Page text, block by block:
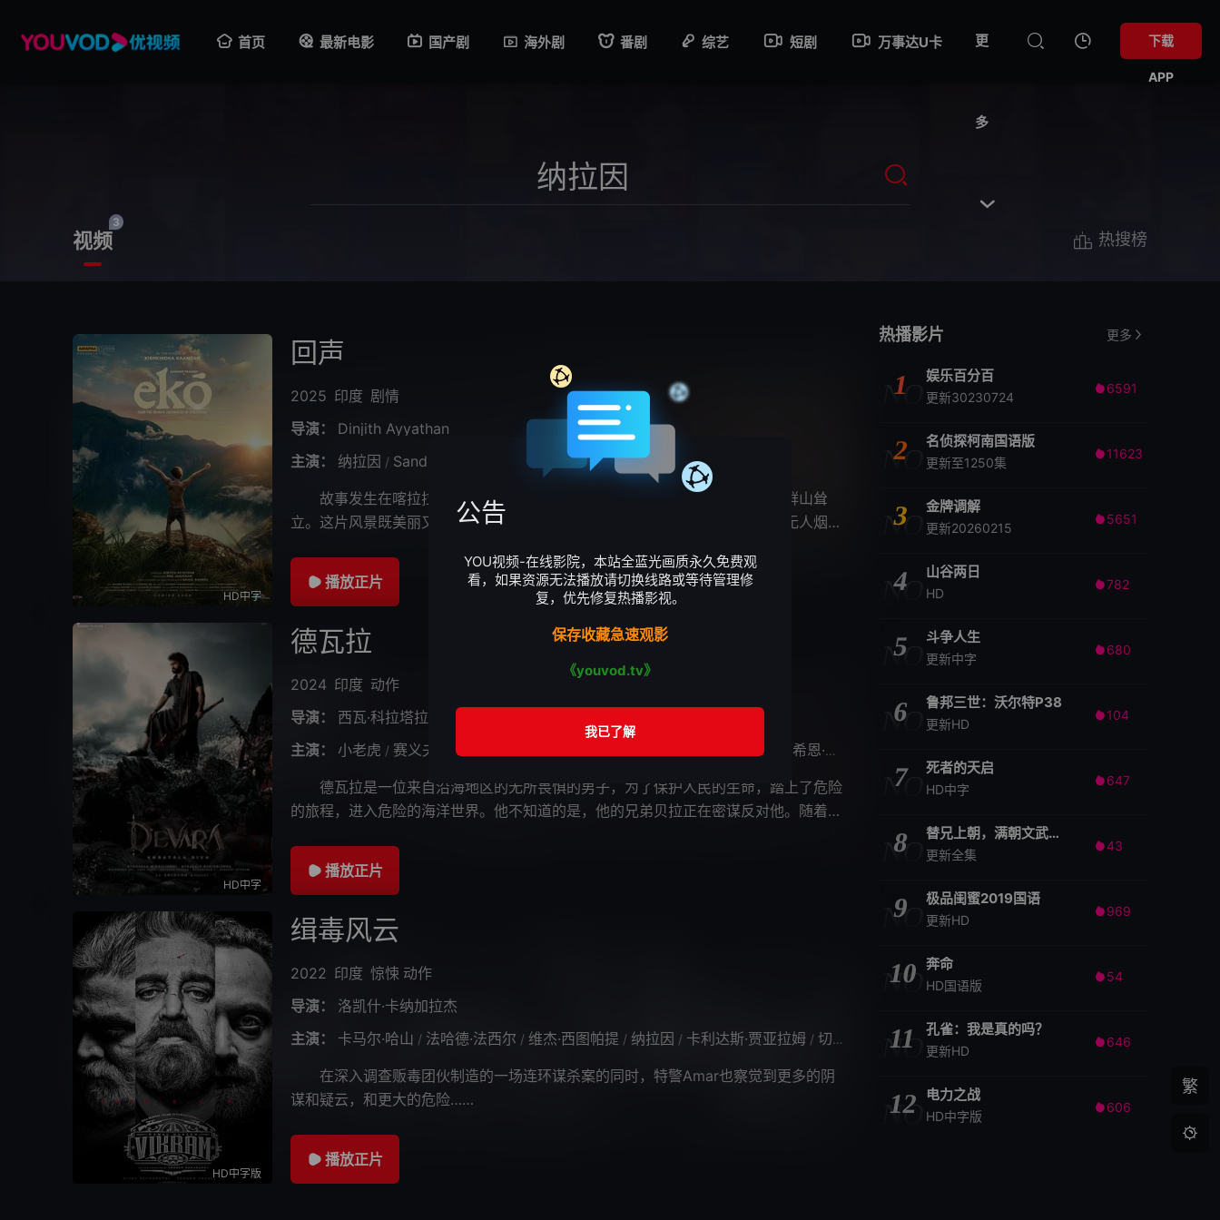
首页 最新电影 国产剧 海外剧 番剧 综艺 短剧 万事达U卡 更
多

下载
APP
视频
3
热搜榜
HD中字
回声
2025 印度 剧情
导演：
Dinjith Ayyathan
主演：
纳拉因 / Sandeep Pradeep Binu Pappu
故事发生在喀拉拉邦与卡纳塔克邦交界的卡图库努地区，那里雾气缭绕，群山耸
立。这片风景既美丽又荒凉，大自然在这里守护着自己的秘密。这片区域荒野无人烟，
播放正片
HD中字
德瓦拉
2024 印度 动作
导演：
西瓦·科拉塔拉
主演：
小老虎 / 赛义夫·阿里·汗 梅卡·斯里坎特 希恩·汤姆·查科
德瓦拉是一位来自沿海地区的无所畏惧的男子，为了保护人民的生命，踏上了危险
的旅程，进入危险的海洋世界。他不知道的是，他的兄弟贝拉正在密谋反对他。随着事
播放正片
HD中字版
缉毒风云
2022 印度 惊悚 动作
导演：
洛凯什·卡纳加拉杰
主演：
卡马尔·哈山 / 法哈德·法西尔 / 维杰·西图帕提 / 纳拉因 / 卡利达斯·贾亚拉姆 / 切姆班·维诺德·何塞 / 桑塔纳·巴拉蒂 埃兰戈·库马拉维尔
在深入调查贩毒团伙制造的一场连环谋杀案的同时，特警Amar也察觉到更多的阴
谋和疑云，和更大的危险……
播放正片
热播影片 更多
NO
1 娱乐百分百
更新30230724
 6591
NO
2 名侦探柯南国语版
更新至1250集
 11623
NO
3 金牌调解
更新20260215
 5651
NO
4 山谷两日
HD
782
NO
5 斗争人生
更新中字
 680
NO
6 鲁邦三世：沃尔特P38
更新HD
 104
NO
7 死者的天启
HD中字
 647
NO
8 替兄上朝，满朝文武随我吃瓜
更新全集
43
NO
9 极品闺蜜2019国语
更新HD
 969
NO
10 奔命
HD国语版
 54
NO
11 孔雀：我是真的吗？
更新HD
 646
NO
12 电力之战
HD中字版
 606
繁

公告
YOU视频-在线影院，本站全蓝光画质永久免费观
看，如果资源无法播放请切换线路或等待管理修
复，优先修复热播影视。
保存收藏急速观影
《youvod.tv》